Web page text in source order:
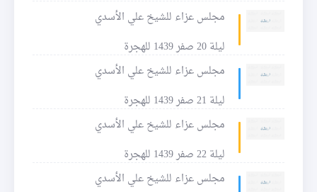
مجلس عزاء للشيخ علي الأسدي
ليلة 20 صفر 1439 للهجرة
مجلس عزاء للشيخ علي الأسدي
ليلة 21 صفر 1439 للهجرة
مجلس عزاء للشيخ علي الأسدي
ليلة 22 صفر 1439 للهجرة
مجلس عزاء للشيخ علي الأسدي